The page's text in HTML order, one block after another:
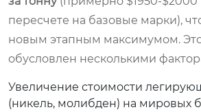
пересчете на базовые марки),
новым этапным максимумом.
обусловлен несколькими
Увеличение стоимости
(никель, молибден) на мировых